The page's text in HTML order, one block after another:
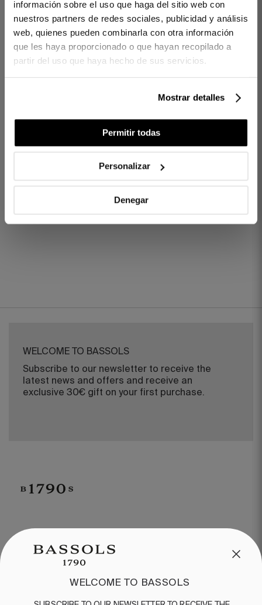
información sobre el uso que haga del sitio web con
nuestros partners de redes sociales, publicidad y análisis
web, quienes pueden combinarla con otra información
que les haya proporcionado o que hayan recopilado a
partir del uso que haya hecho de sus servicios.
Mostrar detalles
Permitir todas
Personalizar
Denegar
€180.00 -€400.00
YOU'VE REACHED THE END OF THE ITEM.
MORE ABOUT OUTLET
Productos con descuento
WELCOME TO BASSOLS
Subscribe to our newsletter to receive the
latest news and offers and receive an
exclusive 30€ gift on your first purchase.
CONTACT / +34 932 070 450
SHIPPING & RETURNSWELCOME TO BASSOLS